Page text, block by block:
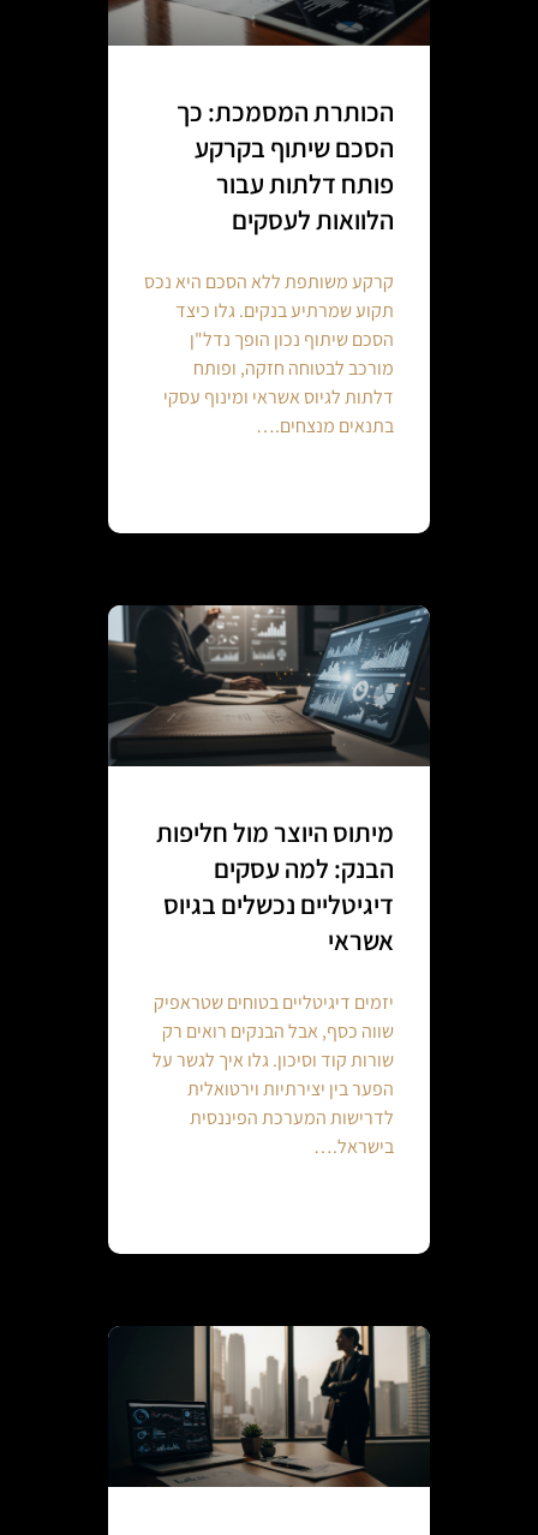
הכותרת המסמכת: כך
הסכם שיתוף בקרקע
פותח דלתות עבור
הלוואות לעסקים
קרקע משותפת ללא הסכם היא נכס
תקוע שמרתיע בנקים. גלו כיצד
הסכם שיתוף נכון הופך נדל"ן
מורכב לבטוחה חזקה, ופותח
דלתות לגיוס אשראי ומינוף עסקי
בתנאים מנצחים.…
מיתוס היוצר מול חליפות
הבנק: למה עסקים
דיגיטליים נכשלים בגיוס
אשראי
יזמים דיגיטליים בטוחים שטראפיק
שווה כסף, אבל הבנקים רואים רק
שורות קוד וסיכון. גלו איך לגשר על
הפער בין יצירתיות וירטואלית
לדרישות המערכת הפיננסית
בישראל.…